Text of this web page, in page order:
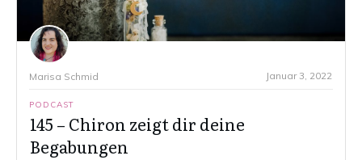
Marisa Schmid Januar 3, 2022
PODCAST
145 – Chiron zeigt dir deine
Begabungen